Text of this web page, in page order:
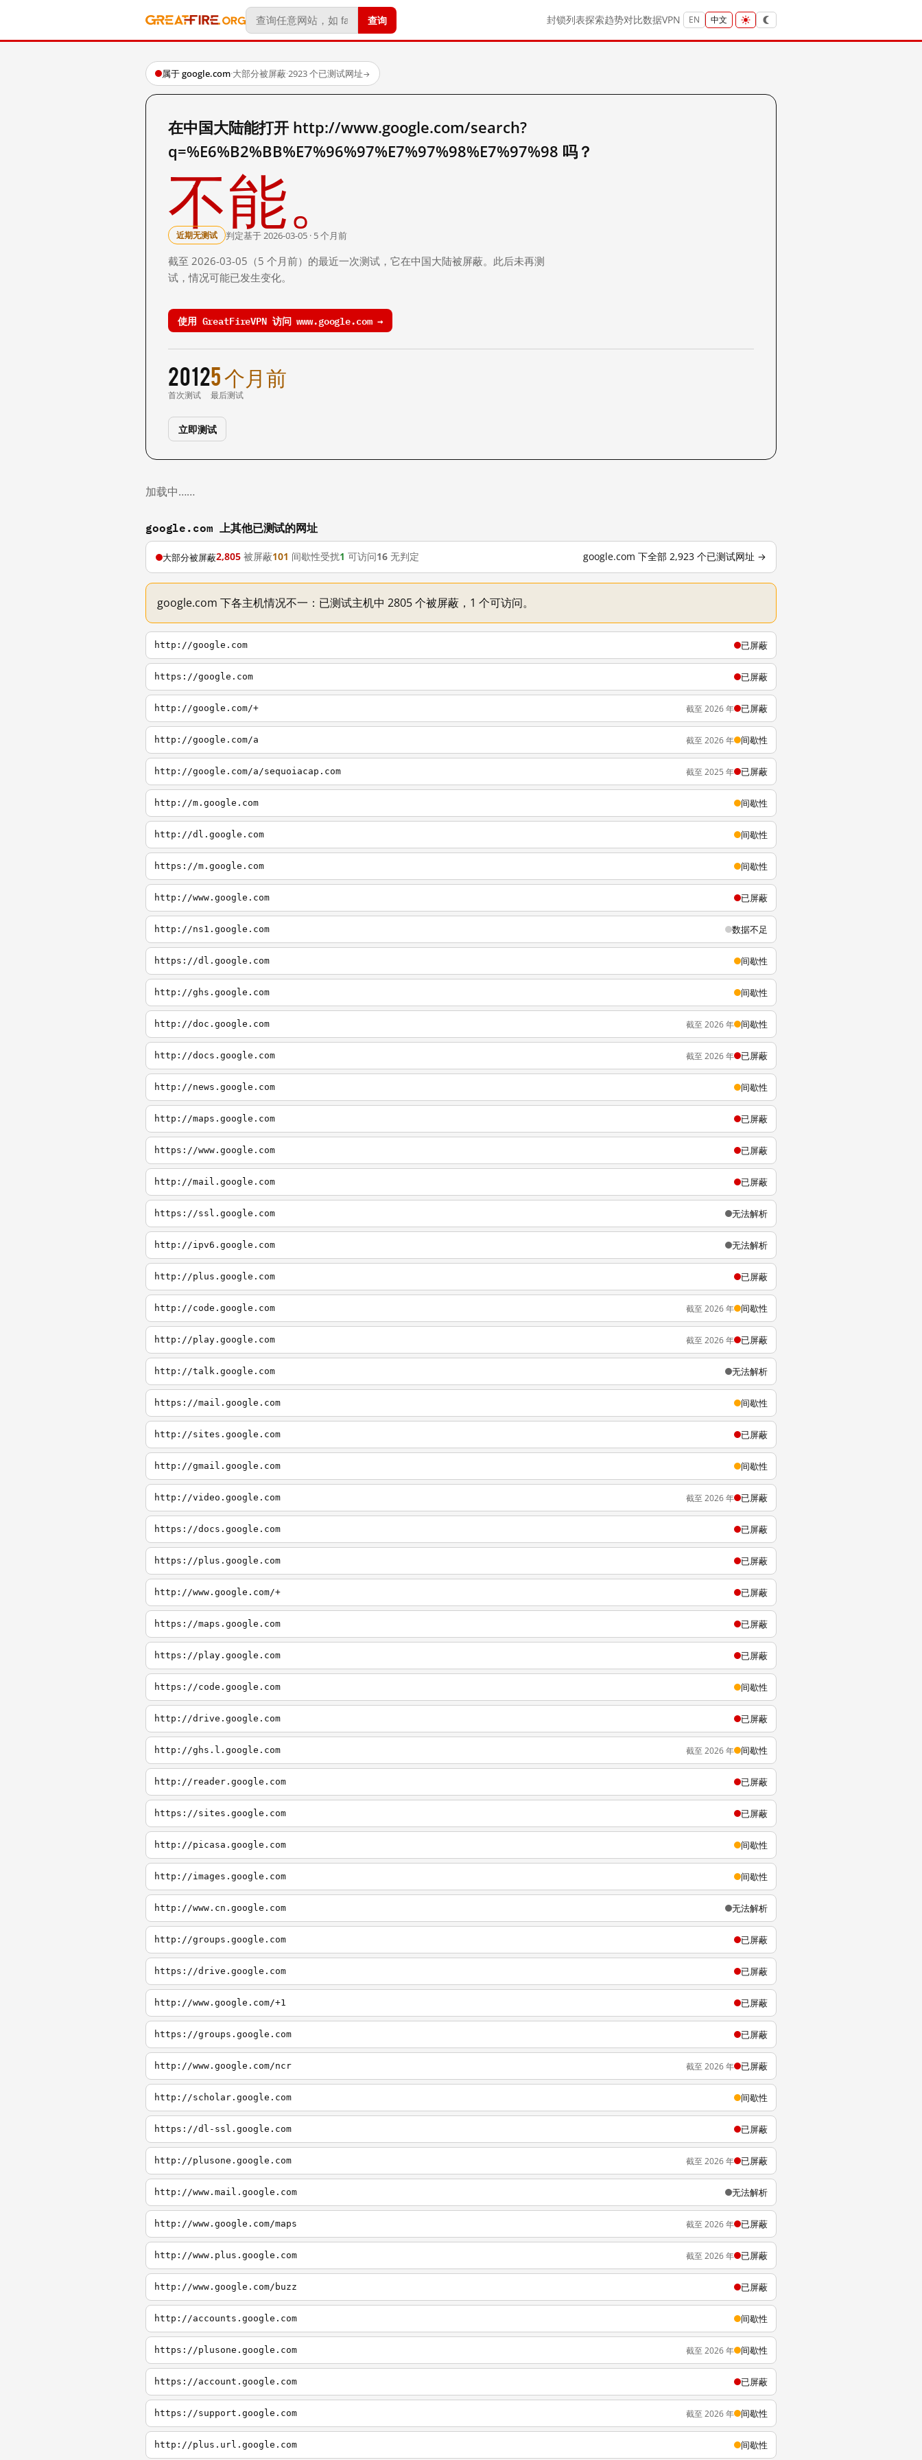
查询 封锁列表探索趋势对比数据VPN EN 中文
属于 google.com·大部分被屏蔽·2923 个已测试网址→
在中国大陆能打开 http://www.google.com/search?
q=%E6%B2%BB%E7%96%97%E7%97%98%E7%97%98 吗？
不能。
近期无测试 判定基于 2026-03-05 · 5 个月前
截至 2026-03-05（5 个月前）的最近一次测试，它在中国大陆被屏蔽。此后未再测
试，情况可能已发生变化。
使用 GreatFireVPN 访问 www.google.com →
2012
首次测试
5 个月前
最后测试
立即测试
加载中……
google.com 上其他已测试的网址
大部分被屏蔽2,805 被屏蔽101 间歇性受扰1 可访问16 无判定 google.com 下全部 2,923 个已测试网址 →
google.com 下各主机情况不一：已测试主机中 2805 个被屏蔽，1 个可访问。
http://google.com 已屏蔽
https://google.com 已屏蔽
http://google.com/+ 截至 2026 年 已屏蔽
http://google.com/a 截至 2026 年 间歇性
http://google.com/a/sequoiacap.com 截至 2025 年 已屏蔽
http://m.google.com 间歇性
http://dl.google.com 间歇性
https://m.google.com 间歇性
http://www.google.com 已屏蔽
http://ns1.google.com 数据不足
https://dl.google.com 间歇性
http://ghs.google.com 间歇性
http://doc.google.com 截至 2026 年 间歇性
http://docs.google.com 截至 2026 年 已屏蔽
http://news.google.com 间歇性
http://maps.google.com 已屏蔽
https://www.google.com 已屏蔽
http://mail.google.com 已屏蔽
https://ssl.google.com 无法解析
http://ipv6.google.com 无法解析
http://plus.google.com 已屏蔽
http://code.google.com 截至 2026 年 间歇性
http://play.google.com 截至 2026 年 已屏蔽
http://talk.google.com 无法解析
https://mail.google.com 间歇性
http://sites.google.com 已屏蔽
http://gmail.google.com 间歇性
http://video.google.com 截至 2026 年 已屏蔽
https://docs.google.com 已屏蔽
https://plus.google.com 已屏蔽
http://www.google.com/+ 已屏蔽
https://maps.google.com 已屏蔽
https://play.google.com 已屏蔽
https://code.google.com 间歇性
http://drive.google.com 已屏蔽
http://ghs.l.google.com 截至 2026 年 间歇性
http://reader.google.com 已屏蔽
https://sites.google.com 已屏蔽
http://picasa.google.com 间歇性
http://images.google.com 间歇性
http://www.cn.google.com 无法解析
http://groups.google.com 已屏蔽
https://drive.google.com 已屏蔽
http://www.google.com/+1 已屏蔽
https://groups.google.com 已屏蔽
http://www.google.com/ncr 截至 2026 年 已屏蔽
http://scholar.google.com 间歇性
https://dl-ssl.google.com 已屏蔽
http://plusone.google.com 截至 2026 年 已屏蔽
http://www.mail.google.com 无法解析
http://www.google.com/maps 截至 2026 年 已屏蔽
http://www.plus.google.com 截至 2026 年 已屏蔽
http://www.google.com/buzz 已屏蔽
http://accounts.google.com 间歇性
https://plusone.google.com 截至 2026 年 间歇性
https://account.google.com 已屏蔽
https://support.google.com 截至 2026 年 间歇性
http://plus.url.google.com 间歇性